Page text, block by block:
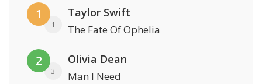
1
1
Taylor Swift
The Fate Of Ophelia
2
3
Olivia Dean
Man I Need